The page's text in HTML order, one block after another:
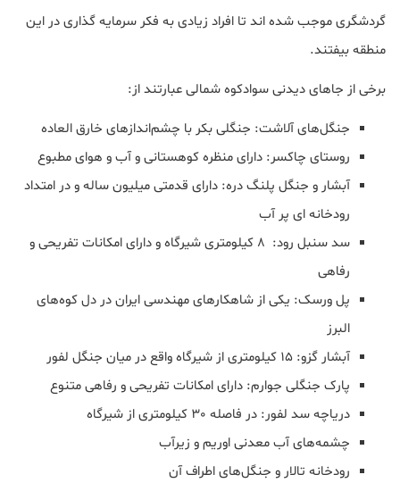
گردشگری موجب شده اند تا افراد زیادی به فکر سرمایه گذاری در این
منطقه بیفتند.
برخی از جاهای دیدنی سوادکوه شمالی عبارتند از:
جنگل‌های آلاشت: جنگلی بکر با چشم‌اندازهای خارق العاده
روستای چاکسر: دارای منظره کوهستانی و آب و هوای مطبوع
آبشار و جنگل پلنگ دره: دارای قدمتی میلیون ساله و در امتداد
رودخانه ای پر آب
سد سنبل رود: 8 کیلومتری شیرگاه و دارای امکانات تفریحی و
رفاهی
پل ورسک: یکی از شاهکارهای مهندسی ایران در دل کوه‌های
البرز
آبشار گزو: 15 کیلومتری از شیرگاه واقع در میان جنگل لفور
پارک جنگلی جوارم: دارای امکانات تفریحی و رفاهی متنوع
دریاچه سد لفور: در فاصله 30 کیلومتری از شیرگاه
چشمه‌های آب معدنی اوریم و زیرآب
رودخانه تالار و جنگل‌های اطراف آن